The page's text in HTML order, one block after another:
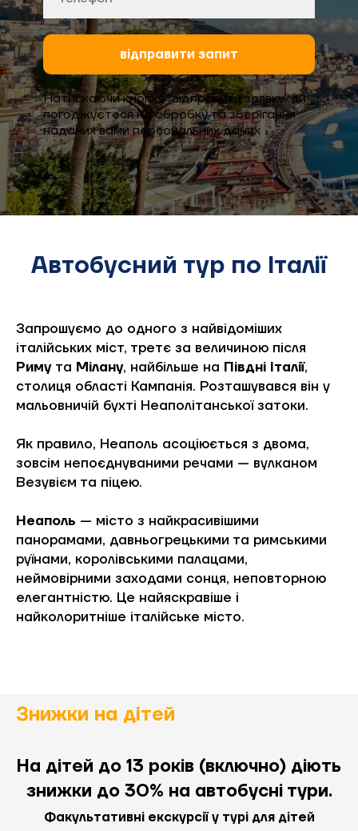
відправити запит
Натискаючи кнопку "відправити заявку" ви
погоджуєтеся на обробку та зберігання
наданих вами персональних даних
Автобусний тур по Італії
Запрошуємо до одного з найвідоміших
італійських міст, третє за величиною після
Риму та Мілану, найбільше на Півдні Італії,
столиця області Кампанія. Розташувався він у
мальовничій бухті Неаполітанської затоки.
Як правило, Неаполь асоціюється з двома,
зовсім непоєднуваними речами — вулканом
Везувієм та піцею.
Неаполь — місто з найкрасивішими
панорамами, давньогрецькими та римськими
руїнами, королівськими палацами,
неймовірними заходами сонця, неповторною
елегантністю. Це найяскравіше і
найколоритніше італійське місто.
Знижки на дітей
На дітей до 13 років (включно) діють
знижки до 30% на автобусні тури.
Факультативні екскурсії у турі для дітей